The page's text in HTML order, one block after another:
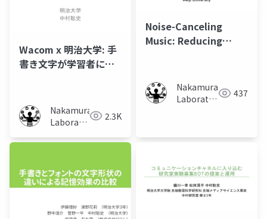
Wacom x 明治大学: 手
書き文字が学習者に与
Nakamura
Laboratory
University)
2.3K
Noise-Canceling
Music: Reducing
Nakamura
Laboratory
437